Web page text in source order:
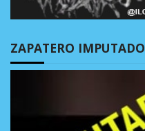
ZAPATERO IMPUTADO